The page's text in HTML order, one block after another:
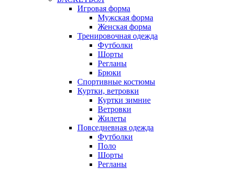
Игровая форма
Мужская форма
Женская форма
Тренировочная одежда
Футболки
Шорты
Регланы
Брюки
Спортивные костюмы
Куртки, ветровки
Куртки зимние
Ветровки
Жилеты
Повседневная одежда
Футболки
Поло
Шорты
Регланы